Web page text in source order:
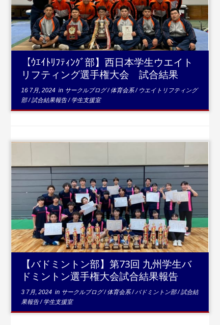
...続きを読む
【ｳｴｲﾄﾘﾌﾃｨﾝｸﾞ部】西日本学生ウエイト
リフティング選手権大会 試合結果
16 7月, 2024 in サークルブログ/体育会系/ ウエイトリフティング
部/試合結果報告/学生支援室
...続きを読む
【バドミントン部】第73回 九州学生バ
ドミントン選手権大会試合結果報告
3 7月, 2024 in サークルブログ/体育会系/バドミントン部/試合結
果報告/学生支援室